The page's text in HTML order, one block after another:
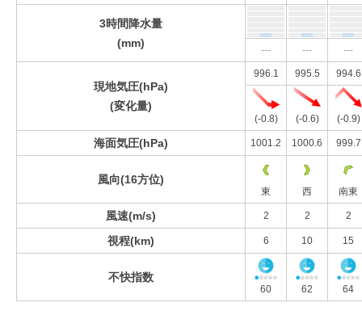
3時間降水量
(mm)
--- --- ---
現地気圧(hPa)
(変化量)
996.1 995.5 994.6
(-0.8) (-0.6) (-0.9)
海面気圧(hPa) 1001.2 1000.6 999.7
風向(16方位)
東 西 南東
風速(m/s) 2 2 2
視程(km) 6 10 15
不快指数
60 62 64